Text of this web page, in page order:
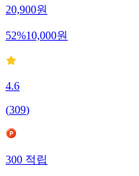
20,900원
52%10,000원
4.6
(309)
300 적립